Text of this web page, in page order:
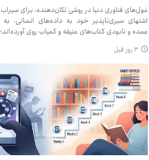
غول‌های فناوری دنیا در روشی تکان‌دهنده، برای
اشتهای سیری‌ناپذیر خود به داده‌های انسانی،
عمده و نابودی کتاب‌های عتیقه و کمیاب روی
۳ روز قبل